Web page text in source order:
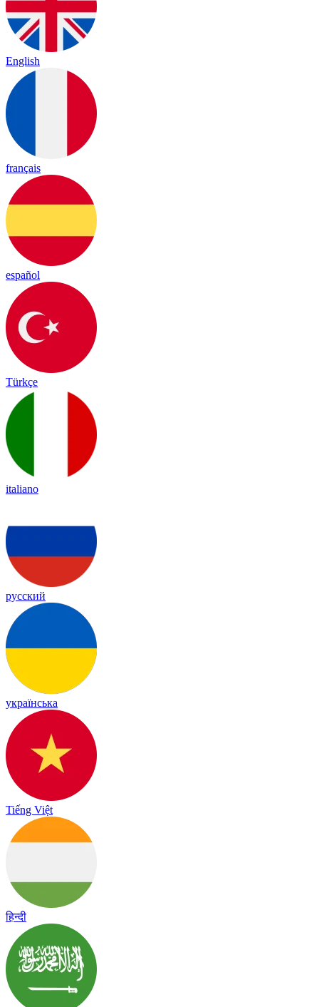
English
français
español
Türkçe
italiano
русский
українська
Tiếng Việt
हिन्दी